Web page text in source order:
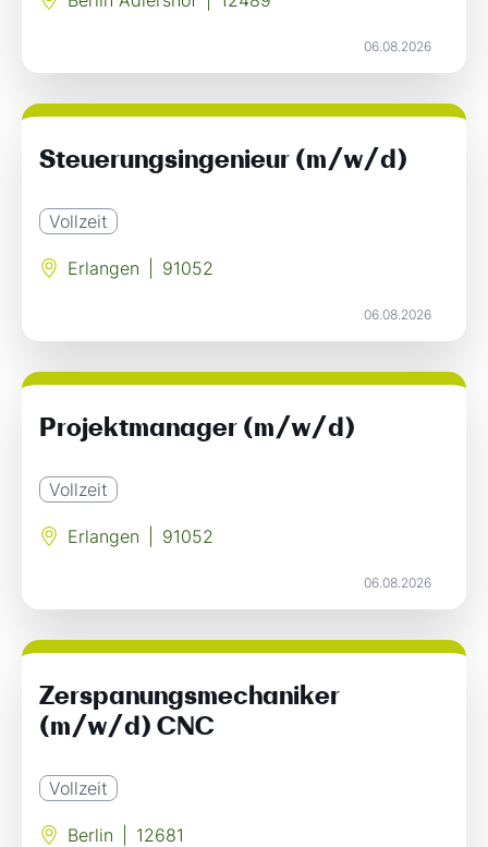
06.08.2026
Steuerungsingenieur (m/w/d)
Vollzeit
Erlangen 91052
06.08.2026
Projektmanager (m/w/d)
Vollzeit
Erlangen 91052
06.08.2026
Zerspanungsmechaniker
(m/w/d) CNC
Vollzeit
Berlin 12681